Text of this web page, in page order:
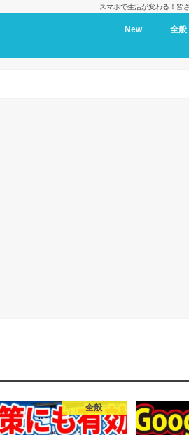
スマホで生活が変わる！皆
New 全般
全般